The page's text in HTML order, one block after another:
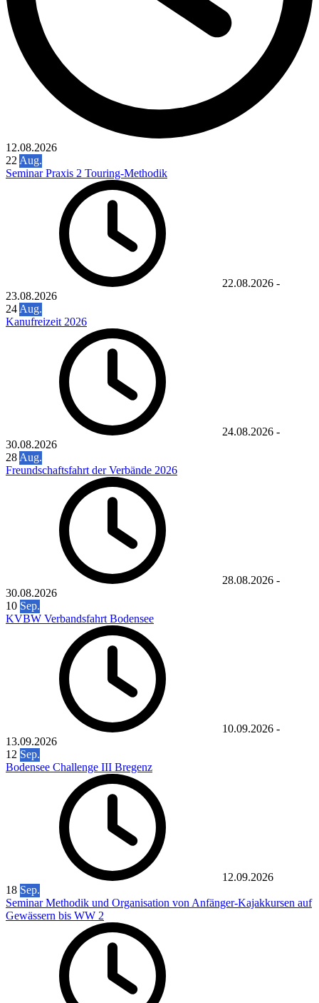
12.08.2026
22 Aug.
Seminar Praxis 2 Touring-Methodik
22.08.2026 -
23.08.2026
24 Aug.
Kanufreizeit 2026
24.08.2026 -
30.08.2026
28 Aug.
Freundschaftsfahrt der Verbände 2026
28.08.2026 -
30.08.2026
10 Sep.
KVBW Verbandsfahrt Bodensee
10.09.2026 -
13.09.2026
12 Sep.
Bodensee Challenge III Bregenz
12.09.2026
18 Sep.
Seminar Methodik und Organisation von Anfänger-Kajakkursen auf
Gewässern bis WW 2